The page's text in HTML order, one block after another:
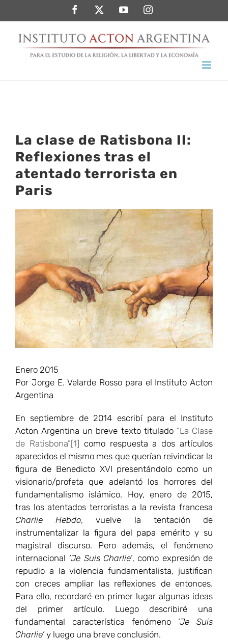
al
contenido
FacebookTwitterYouTubeInstagram
La clase de Ratisbona II:
Reflexiones tras el
atentado terrorista en
Paris
grande
Enero 2015
Por Jorge E. Velarde Rosso para el Instituto Acton
Argentina
En septiembre de 2014 escribí para el Instituto
Acton Argentina un breve texto titulado “La Clase
de Ratisbona”[1] como respuesta a dos artículos
aparecidos el mismo mes que querían reivindicar la
figura de Benedicto XVI presentándolo como un
visionario/profeta que adelantó los horrores del
fundamentalismo islámico. Hoy, enero de 2015,
tras los atentados terroristas a la revista francesa
Charlie Hebdo, vuelve la tentación de
instrumentalizar la figura del papa emérito y su
magistral discurso. Pero además, el fenómeno
internacional ‘Je Suis Charlie’, como expresión de
repudio a la violencia fundamentalista, justifican
con creces ampliar las reflexiones de entonces.
Para ello, recordaré en primer lugar algunas ideas
del primer artículo. Luego describiré una
fundamental característica fenómeno ‘Je Suis
Charlie’y luego una breve conclusión.